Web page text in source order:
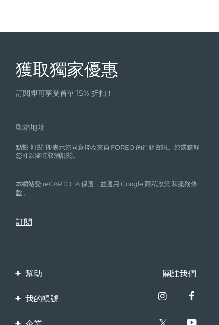
獲取獨家優惠
訂閱即可享受首單 15% 折扣！
郵箱地址
點擊“訂閱”即表示您同意接收來自 FOREO 的行銷資訊。您還瞭解
您可以隨時取消訂閱。
本網站受 reCAPTCHA 保護，並適用 Google隱私政策 和服務條
款 。
幫助
聯繫我們
關註我們
我的帳號
產品註冊